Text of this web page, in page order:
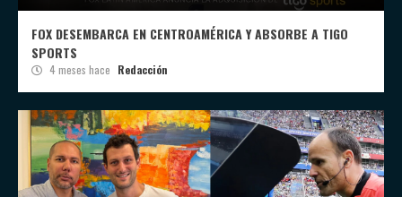
FOX DESEMBARCA EN CENTROAMÉRICA Y ABSORBE A TIGO
SPORTS
4 meses hace Redacción